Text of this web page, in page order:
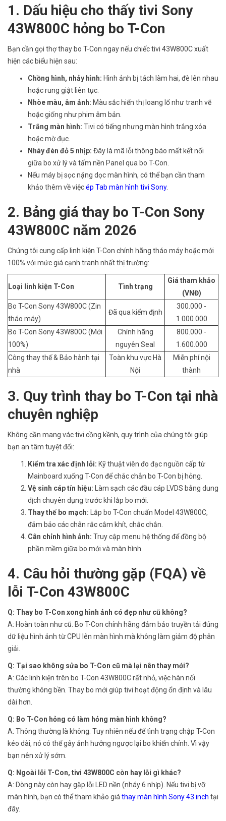
1. Dấu hiệu cho thấy tivi Sony
43W800C hỏng bo T-Con
Bạn cần gọi thợ thay bo T-Con ngay nếu chiếc tivi 43W800C xuất
hiện các biểu hiện sau:
Chồng hình, nhảy hình: Hình ảnh bị tách làm hai, đè lên nhau
hoặc rung giật liên tục.
Nhòe màu, âm ảnh: Màu sắc hiển thị loang lổ như tranh vẽ
hoặc giống như phim âm bản.
Trắng màn hình: Tivi có tiếng nhưng màn hình trắng xóa
hoặc mờ đục.
Nháy đèn đỏ 5 nhịp: Đây là mã lỗi thông báo mất kết nối
giữa bo xử lý và tấm nền Panel qua bo T-Con.
Nếu máy bị sọc nặng dọc màn hình, có thể bạn cần tham
khảo thêm về việcép Tab màn hình tivi Sony.
2. Bảng giá thay bo T-Con Sony
43W800C năm 2026
Chúng tôi cung cấp linh kiện T-Con chính hãng tháo máy hoặc mới
100% với mức giá cạnh tranh nhất thị trường:
Loại linh kiện T-Con Tình trạng
Giá tham khảo
(VNĐ)
Bo T-Con Sony 43W800C (Zin
tháo máy)
Đã qua kiểm định
300.000 -
1.000.000
Bo T-Con Sony 43W800C (Mới
100%)
Chính hãng
nguyên Seal
800.000 -
1.600.000
Công thay thế & Bảo hành tại
nhà
Toàn khu vực Hà
Nội
Miễn phí nội
thành
3. Quy trình thay bo T-Con tại nhà
chuyên nghiệp
Không cần mang vác tivi cồng kềnh, quy trình của chúng tôi giúp
bạn an tâm tuyệt đối:
Kiểm tra xác định lỗi: Kỹ thuật viên đo đạc nguồn cấp từ
Mainboard xuống T-Con để chắc chắn bo T-Con bị hỏng.
Vệ sinh cáp tín hiệu: Làm sạch các đầu cáp LVDS bằng dung
dịch chuyên dụng trước khi lắp bo mới.
Thay thế bo mạch: Lắp bo T-Con chuẩn Model 43W800C,
đảm bảo các chân rắc cắm khít, chắc chắn.
Cân chỉnh hình ảnh: Truy cập menu hệ thống để đồng bộ
phần mềm giữa bo mới và màn hình.
4. Câu hỏi thường gặp (FQA) về
lỗi T-Con 43W800C
Q: Thay bo T-Con xong hình ảnh có đẹp như cũ không?
A: Hoàn toàn như cũ. Bo T-Con chính hãng đảm bảo truyền tải đúng
dữ liệu hình ảnh từ CPU lên màn hình mà không làm giảm độ phân
giải.
Q: Tại sao không sửa bo T-Con cũ mà lại nên thay mới?
A: Các linh kiện trên bo T-Con 43W800C rất nhỏ, việc hàn nối
thường không bền. Thay bo mới giúp tivi hoạt động ổn định và lâu
dài hơn.
Q: Bo T-Con hỏng có làm hỏng màn hình không?
A: Thông thường là không. Tuy nhiên nếu để tình trạng chập T-Con
kéo dài, nó có thể gây ảnh hưởng ngược lại bo khiển chính. Vì vậy
bạn nên xử lý sớm.
Q: Ngoài lỗi T-Con, tivi 43W800C còn hay lỗi gì khác?
A: Dòng này còn hay gặp lỗi LED nền (nháy 6 nhịp). Nếu tivi bị vỡ
màn hình, bạn có thể tham khảo giá thay màn hình Sony 43 inch tại
đây.